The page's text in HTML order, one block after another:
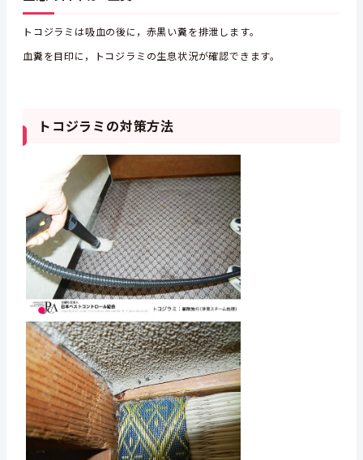
トコジラミは吸血の後に，赤黒い糞を排泄します。
血糞を目印に，トコジラミの生息状況が確認できます。
トコジラミの対策方法